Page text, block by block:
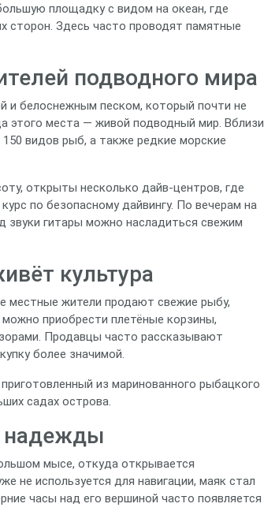
площадку с видом на океан, где
сторон. Здесь часто проводят памятные
подводного мира
и белоснежным песком, который почти не
этого места — живой подводный мир. Вблизи
видов рыб, а также редкие морские
открыты несколько дайв‑центров, где
по безопасному дайвингу. По вечерам на
звуки гитары можно насладиться свежим
культура
местные жители продают свежие рыбу,
приобрести плетёные корзины,
Продавцы часто рассказывают
более значимой.
из маринованного рыбацкого
садах острова.
надежды
мысе, откуда открывается
не используется для навигации, маяк стал
часы над его вершиной часто появляется